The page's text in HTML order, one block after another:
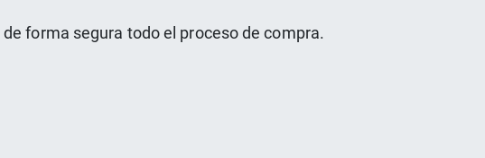
forma segura todo el proceso de compra.